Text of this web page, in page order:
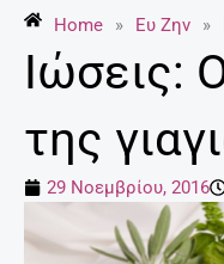
Home » Ευ Ζην »
Ιώσεις:
της
29 Νοεμβρίου, 2016